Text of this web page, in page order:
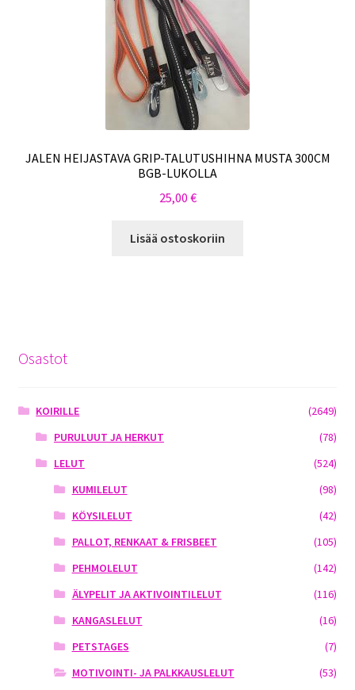
JALEN HEIJASTAVA GRIP-TALUTUSHIHNA MUSTA 300CM
BGB-LUKOLLA
25,00 €
Lisää ostoskoriin
Osastot
KOIRILLE
(2649)
PURULUUT JA HERKUT
(78)
LELUT
(524)
KUMILELUT
(98)
KÖYSILELUT
(42)
PALLOT, RENKAAT & FRISBEET
(105)
PEHMOLELUT
(142)
ÄLYPELIT JA AKTIVOINTILELUT
(116)
KANGASLELUT
(16)
PETSTAGES
(7)
MOTIVOINTI- JA PALKKAUSLELUT
(53)